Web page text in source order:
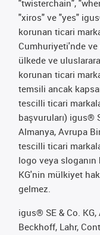
"twisterchain",
"xiros" ve "yes"
korunan ticari
Cumhuriyeti'nde ve
ülkede ve
korunan ticari
temsili ancak
tescilli ticari
başvuruları) igus®
Almanya, Avrupa
tescilli ticari
logo veya sloganın
KG'nin mülkiyet
gelmez.
igus® SE & Co.
Beckhoff, Lahr,